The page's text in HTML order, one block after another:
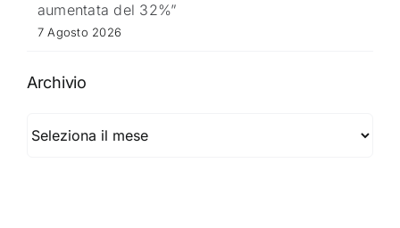
aumentata del 32%”
7 Agosto 2026
Archivio